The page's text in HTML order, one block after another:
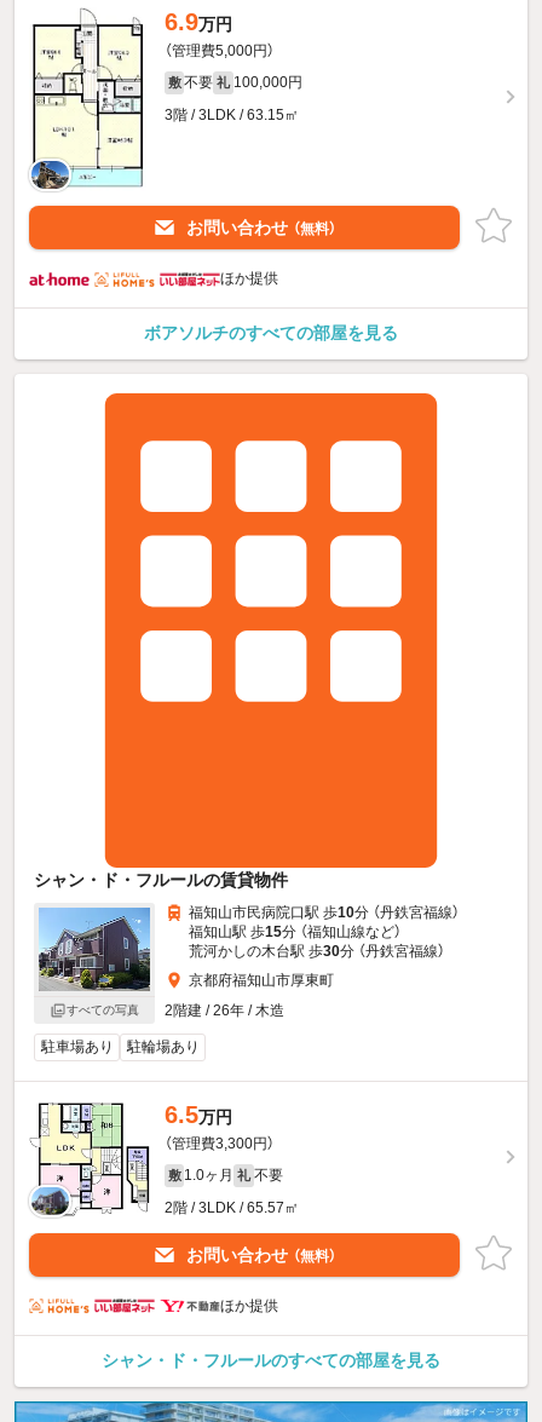
6.9万円
（管理費5,000円）
敷 不要 礼 100,000円
3階 / 3LDK / 63.15㎡
お問い合わせ （無料）
ほか提供
ボアソルチのすべての部屋を見る
シャン・ド・フルールの賃貸物件
すべての写真
福知山市民病院口駅 歩10分 （丹鉄宮福線）
福知山駅 歩15分 （福知山線など）
荒河かしの木台駅 歩30分 （丹鉄宮福線）
京都府福知山市厚東町
2階建 / 26年 / 木造
駐車場あり 駐輪場あり
6.5万円
（管理費3,300円）
敷 1.0ヶ月 礼 不要
2階 / 3LDK / 65.57㎡
お問い合わせ （無料）
ほか提供
シャン・ド・フルールのすべての部屋を見る